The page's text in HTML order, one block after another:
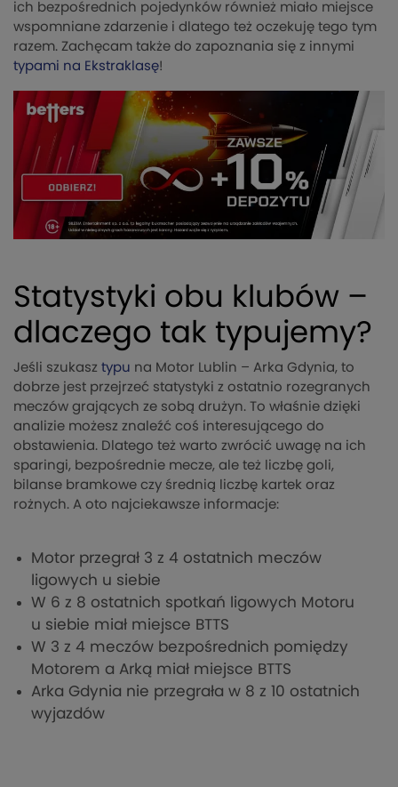
ich bezpośrednich pojedynków również miało miejsce
wspomniane zdarzenie i dlatego też oczekuję tego tym
razem. Zachęcam także do zapoznania się z innymi
typami na Ekstraklasę!
Statystyki obu klubów –
dlaczego tak typujemy?
Jeśli szukasz typu na Motor Lublin – Arka Gdynia, to
dobrze jest przejrzeć statystyki z ostatnio rozegranych
meczów grających ze sobą drużyn. To właśnie dzięki
analizie możesz znaleźć coś interesującego do
obstawienia. Dlatego też warto zwrócić uwagę na ich
sparingi, bezpośrednie mecze, ale też liczbę goli,
bilanse bramkowe czy średnią liczbę kartek oraz
rożnych. A oto najciekawsze informacje:
Motor przegrał 3 z 4 ostatnich meczów
ligowych u siebie
W 6 z 8 ostatnich spotkań ligowych Motoru
u siebie miał miejsce BTTS
W 3 z 4 meczów bezpośrednich pomiędzy
Motorem a Arką miał miejsce BTTS
Arka Gdynia nie przegrała w 8 z 10 ostatnich
wyjazdów